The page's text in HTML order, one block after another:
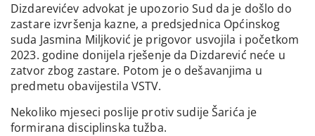
Dizdarevićev advokat je upozorio Sud da je došlo do
zastare izvršenja kazne, a predsjednica Općinskog
suda Jasmina Miljković je prigovor usvojila i početkom
2023. godine donijela rješenje da Dizdarević neće u
zatvor zbog zastare. Potom je o dešavanjima u
predmetu obavijestila VSTV.
Nekoliko mjeseci poslije protiv sudije Šarića je
formirana disciplinska tužba.